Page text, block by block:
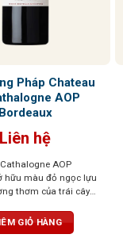
Pháp Chateau
AOP
Bordeaux
Liên hệ
AOP
hữu màu đỏ ngọc lựu
thơm của trái cây
rừng quyện cùng kẹo
ngọt. Rượu mềm
GIỎ HÀNG